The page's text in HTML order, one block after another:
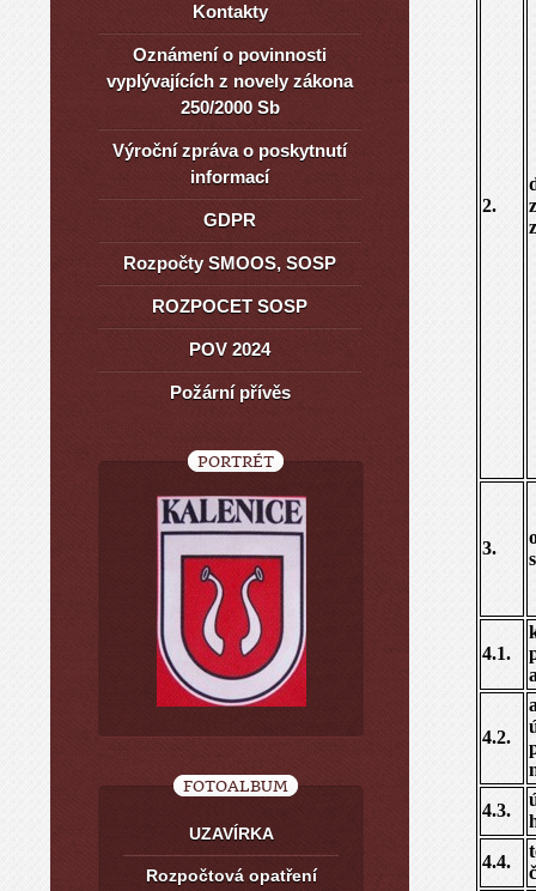
2.
3.
4.1.
4.2.
4.3.
4.4.
Kontakty
Oznámení o povinnosti
vyplývajících z novely zákona
250/2000 Sb
Výroční zpráva o poskytnutí
informací
GDPR
Rozpočty SMOOS, SOSP
ROZPOCET SOSP
POV 2024
Požární přívěs
PORTRÉT
FOTOALBUM
UZAVÍRKA
Rozpočtová opatření